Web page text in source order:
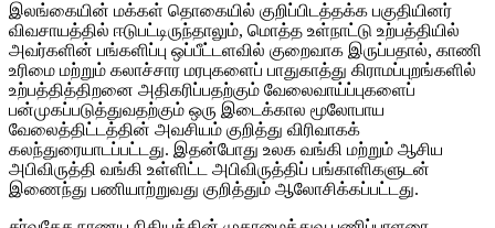
இலங்கையின் மக்கள் தொகையில் குறிப்பிடத்தக்க பகுதியினர்
விவசாயத்தில் ஈடுபட்டிருந்தாலும், மொத்த உள்நாட்டு உற்பத்தியில்
அவர்களின் பங்களிப்பு ஒப்பீட்டளவில் குறைவாக இருப்பதால், காணி
உரிமை மற்றும் கலாச்சார மரபுகளைப் பாதுகாத்து கிராமப்புறங்களில்
உற்பத்தித்திறனை அதிகரிப்பதற்கும் வேலைவாய்ப்புகளைப்
பன்முகப்படுத்துவதற்கும் ஒரு இடைக்கால மூலோபாய
வேலைத்திட்டத்தின் அவசியம் குறித்து விரிவாகக்
கலந்துரையாடப்பட்டது. இதன்போது உலக வங்கி மற்றும் ஆசிய
அபிவிருத்தி வங்கி உள்ளிட்ட அபிவிருத்திப் பங்காளிகளுடன்
இணைந்து பணியாற்றுவது குறித்தும் ஆலோசிக்கப்பட்டது.